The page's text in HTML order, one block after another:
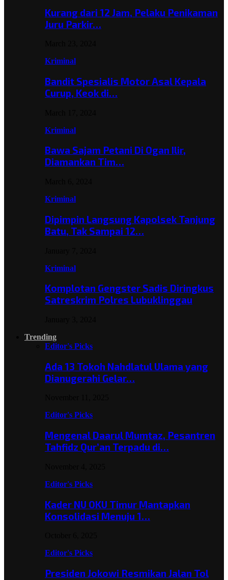
Kurang dari 12 Jam, Pelaku Penikaman
Juru Parkir…
Kriminal
Bandit Spesialis Motor Asal Kepala
Curup, Keok di…
Kriminal
Bawa Sajam Petani Di Ogan Ilir,
Diamankan Tim…
Kriminal
Dipimpin Langsung Kapolsek Tanjung
Batu, Tak Sampai 12…
Kriminal
Komplotan Gengster Sadis Diringkus
Satreskrim Polres Lubuklinggau
Trending
Editor's Picks
Ada 13 Tokoh Nahdlatul Ulama yang
Dianugerahi Gelar…
Editor's Picks
Mengenal Daarul Mumtaz, Pesantren
Tahfidz Qur’an Terpadu di…
Editor's Picks
Kader NU OKU Timur Mantapkan
Konsolidasi Menuju 1…
Editor's Picks
Presiden Jokowi Resmikan Jalan Tol